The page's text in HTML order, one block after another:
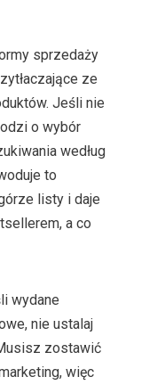
sprzedaży
ze
Jeśli nie
o wybór
według
to
listy i daje
a co
wydane
nie ustalaj
zostawić
więc